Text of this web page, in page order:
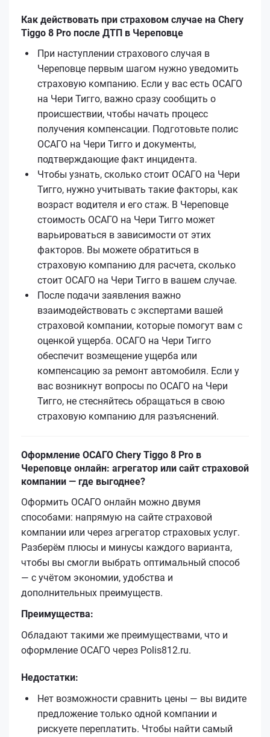
Как действовать при страховом случае на Chery
Tiggo 8 Pro после ДТП в Череповце
При наступлении страхового случая в
Череповце первым шагом нужно уведомить
страховую компанию. Если у вас есть ОСАГО
на Чери Тигго, важно сразу сообщить о
происшествии, чтобы начать процесс
получения компенсации. Подготовьте полис
ОСАГО на Чери Тигго и документы,
подтверждающие факт инцидента.
Чтобы узнать, сколько стоит ОСАГО на Чери
Тигго, нужно учитывать такие факторы, как
возраст водителя и его стаж. В Череповце
стоимость ОСАГО на Чери Тигго может
варьироваться в зависимости от этих
факторов. Вы можете обратиться в
страховую компанию для расчета, сколько
стоит ОСАГО на Чери Тигго в вашем случае.
После подачи заявления важно
взаимодействовать с экспертами вашей
страховой компании, которые помогут вам с
оценкой ущерба. ОСАГО на Чери Тигго
обеспечит возмещение ущерба или
компенсацию за ремонт автомобиля. Если у
вас возникнут вопросы по ОСАГО на Чери
Тигго, не стесняйтесь обращаться в свою
страховую компанию для разъяснений.
Оформление ОСАГО Chery Tiggo 8 Pro в
Череповце онлайн: агрегатор или сайт страховой
компании — где выгоднее?
Оформить ОСАГО онлайн можно двумя
способами: напрямую на сайте страховой
компании или через агрегатор страховых услуг.
Разберём плюсы и минусы каждого варианта,
чтобы вы смогли выбрать оптимальный способ
— с учётом экономии, удобства и
дополнительных преимуществ.
Преимущества:
Обладают такими же преимуществами, что и
оформление ОСАГО через Polis812.ru.
Недостатки:
Нет возможности сравнить цены — вы видите
предложение только одной компании и
рискуете переплатить. Чтобы найти самый